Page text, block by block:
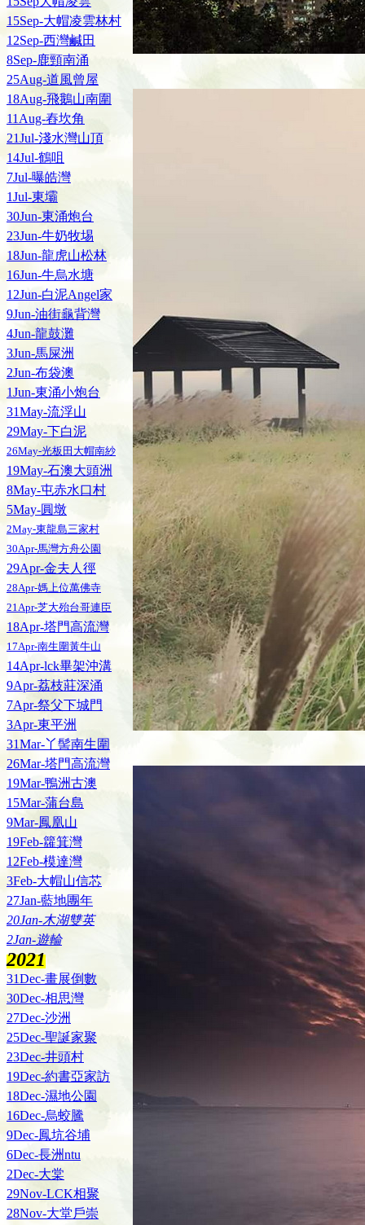
15Sep-大帽凌雲林村
12Sep-西灣鹹田
8Sep-鹿頸南涌
25Aug-道風曾屋
18Aug-飛鵝山南圍
11Aug-舂坎角
21Jul-淺水灣山頂
14Jul-鶴咀
7Jul-曝皓灣
1Jul-東壩
30Jun-東涌炮台
23Jun-牛奶牧埸
18Jun-龍虎山松林
16Jun-牛烏水塘
12Jun-白泥Angel家
9Jun-油街龜背灣
4Jun-龍鼓灘
3Jun-馬屎洲
2Jun-布袋澳
1Jun-東涌小炮台
31May-流浮山
29May-下白泥
26May-光板田大帽南紗
19May-石澳大頭洲
8May-屯赤水口村
5May-圓墩
2May-東龍島三家村
30Apr-馬灣方舟公園
29Apr-金夫人徑
28Apr-媽上位萬佛寺
21Apr-芝大殆台哥連臣
18Apr-塔門高流灣
17Apr-南生圍黃牛山
14Apr-lck畢架沖溝
9Apr-荔枝莊深涌
7Apr-祭父下城門
3Apr-東平洲
31Mar-丫髻南生圍
26Mar-塔門高流灣
19Mar-鴨洲古澳
15Mar-蒲台島
9Mar-鳳凰山
19Feb-籮箕灣
12Feb-模達灣
3Feb-大帽山信芯
27Jan-藍地團年
20Jan-木湖雙英
2Jan-遊輪
2021
31Dec-畫展倒數
30Dec-相思灣
27Dec-沙洲
25Dec-聖誕家聚
23Dec-井頭村
19Dec-約書亞家訪
18Dec-濕地公園
16Dec-烏蛟騰
9Dec-鳳坑谷埔
6Dec-長洲ntu
2Dec-大棠
29Nov-LCK相聚
28Nov-大堂戶崇